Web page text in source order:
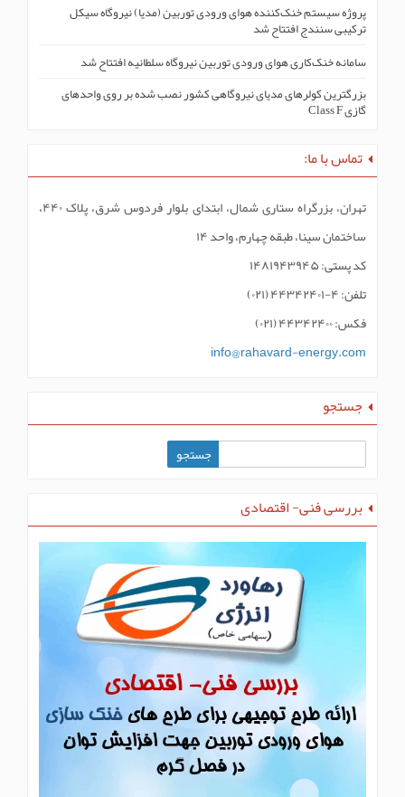
پروژه سیستم خنک‌کنندە هوای ورودی توربین (مدیا) نیروگاه سیکل
ترکیبی سنندج افتتاح شد
سامانه خنک‌کاری هوای ورودی توربین نیروگاه سلطانیه افتتاح شد
بزرگترین کولرهای مدیای نیروگاهی کشور نصب شده بر روی واحدهای
گازی Class F
تماس با ما:
تهران، بزرگراه ستاری شمال، ابتدای بلوار فردوس شرق، پلاک ۴۴۰،
ساختمان سینا، طبقه چهارم، واحد ۱۴
کد پستی: ۱۴۸۱۹۴۳۹۴۵
تلفن: ۴-۴۴۳۴۲۴۰۱ (۰۲۱)
فکس: ۴۴۳۴۲۴۰۰ (۰۲۱)
info@rahavard-energy.com
جستجو
بررسی فنی- اقتصادی